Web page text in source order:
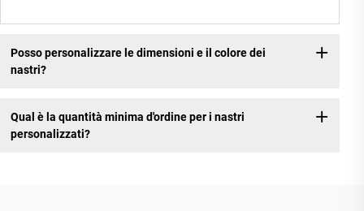
Posso personalizzare le dimensioni e il colore dei
nastri?
Qual è la quantità minima d'ordine per i nastri
personalizzati?